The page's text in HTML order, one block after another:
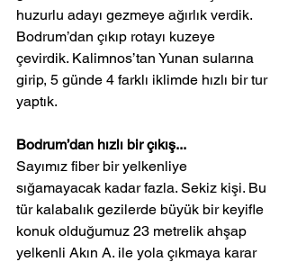
huzurlu adayı gezmeye ağırlık verdik.
Bodrum’dan çıkıp rotayı kuzeye
çevirdik. Kalimnos’tan Yunan sularına
girip, 5 günde 4 farklı iklimde hızlı bir tur
yaptık.
Bodrum’dan hızlı bir çıkış...
Sayımız fiber bir yelkenliye
sığamayacak kadar fazla. Sekiz kişi. Bu
tür kalabalık gezilerde büyük bir keyifle
konuk olduğumuz 23 metrelik ahşap
yelkenli Akın A. ile yola çıkmaya karar